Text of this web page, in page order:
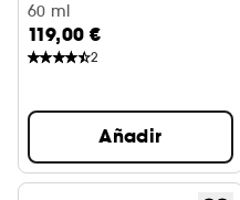
Champú Calmante
60 ml
119,00 €
2
Añadir